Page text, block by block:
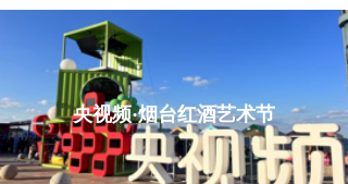
央视频·烟台红酒艺术节